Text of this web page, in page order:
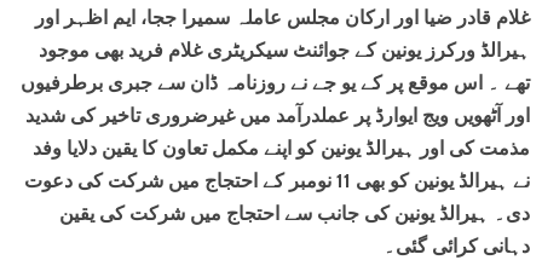
غلام قادر ضیا اور ارکان مجلس عاملہ سمیرا ججا، ایم اظہر اور
ہیرالڈ ورکرز یونین کے جوائنٹ سیکریٹری غلام فرید بھی موجود
تھے ۔ اس موقع پر کے یو جے نے روزنامہ ڈان سے جبری برطرفیوں
اور آٹھویں ویج ایوارڈ پر عملدرآمد میں غیرضروری تاخیر کی شدید
مذمت کی اور ہیرالڈ یونین کو اپنے مکمل تعاون کا یقین دلایا وفد
نے ہیرالڈ یونین کو بھی 11 نومبر کے احتجاج میں شرکت کی دعوت
دی۔ ہیرالڈ یونین کی جانب سے احتجاج میں شرکت کی یقین
دہانی کرائی گئی۔